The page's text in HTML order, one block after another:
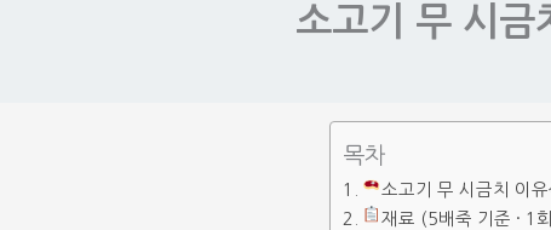
소고기 무 시금
목차
소고기 무 시금치 이
재료 (5배죽 기준 · 1